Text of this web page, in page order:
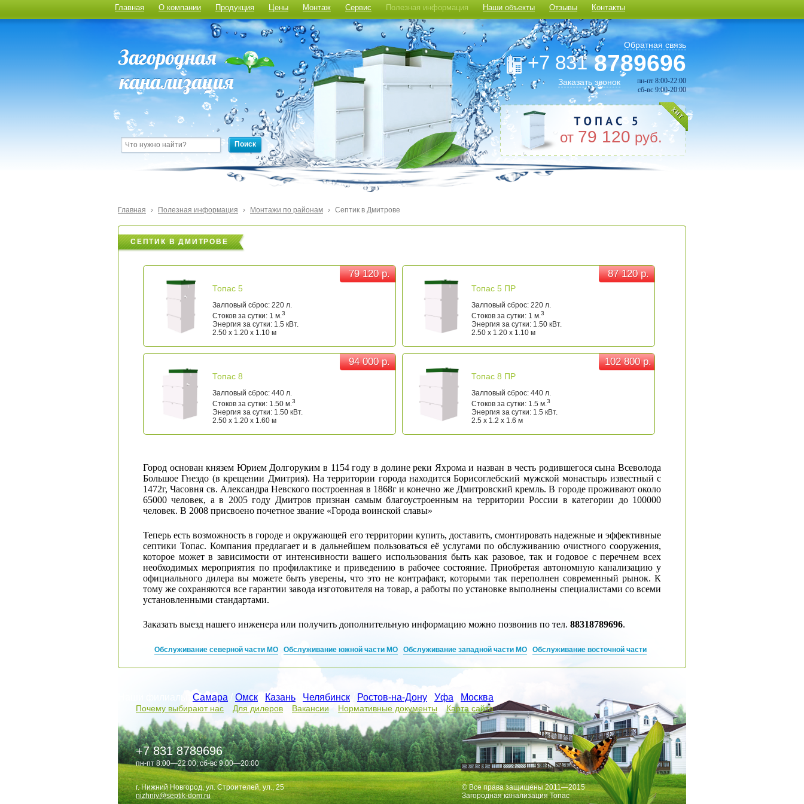
Главная О компании Продукция Цены Монтаж Сервис Полезная информация Наши объекты Отзывы Контакты
Поиск
Обратная связь
+7 8318789696
Заказать звонок
пн-пт 8:00-22:00
сб-вс 9:00-20:00
от 79 120 руб.
Главная › Полезная информация › Монтажи по районам › Септик в Дмитрове
СЕПТИК В ДМИТРОВЕ
79 120 р.
79 120 р.
Топас 5
Залповый сброс: 220 л.
Стоков за сутки: 1 м.3
Энергия за сутки: 1.5 кВт.
2.50 x 1.20 x 1.10 м
87 120 р.
87 120 р.
Топас 5 ПР
Залповый сброс: 220 л.
Стоков за сутки: 1 м.3
Энергия за сутки: 1.50 кВт.
2.50 x 1.20 x 1.10 м
94 000 р.
94 000 р.
Топас 8
Залповый сброс: 440 л.
Стоков за сутки: 1.50 м.3
Энергия за сутки: 1.50 кВт.
2.50 x 1.20 x 1.60 м
102 800 р.
102 800 р.
Топас 8 ПР
Залповый сброс: 440 л.
Стоков за сутки: 1.5 м.3
Энергия за сутки: 1.5 кВт.
2.5 x 1.2 x 1.6 м
Город основан князем Юрием Долгоруким в 1154 году в долине реки Яхрома и назван в честь родившегося сына Всеволода
Большое Гнездо (в крещении Дмитрия). На территории города находится Борисоглебский мужской монастырь известный с
1472г, Часовня св. Александра Невского построенная в 1868г и конечно же Дмитровский кремль. В городе проживают около
65000 человек, а в 2005 году Дмитров признан самым благоустроенным на территории России в категории до 100000
человек. В 2008 присвоено почетное звание «Города воинской славы»
Теперь есть возможность в городе и окружающей его территории купить, доставить, смонтировать надежные и эффективные
септики Топас. Компания предлагает и в дальнейшем пользоваться её услугами по обслуживанию очистного сооружения,
которое может в зависимости от интенсивности вашего использования быть как разовое, так и годовое с перечнем всех
необходимых мероприятия по профилактике и приведению в рабочее состояние. Приобретая автономную канализацию у
официального дилера вы можете быть уверены, что это не контрафакт, которыми так переполнен современный рынок. К
тому же сохраняются все гарантии завода изготовителя на товар, а работы по установке выполнены специалистами со всеми
установленными стандартами.
Заказать выезд нашего инженера или получить дополнительную информацию можно позвонив по тел. 88318789696.
Обслуживание северной части МО Обслуживание южной части МО Обслуживание западной части МО Обслуживание восточной части
Самара / Омск Казань Челябинск Ростов-на-Дону Уфа Москва
Почему выбирают нас Для дилеров Вакансии Нормативные документы Карта сайта
+7 831 8789696
пн-пт 8:00—22:00; сб-вс 9:00—20:00
г. Нижний Новгород, ул. Строителей, ул., 25
nizhniy@septik-dom.ru
© Все права защищены 2011—2015
Загородная канализация Топас